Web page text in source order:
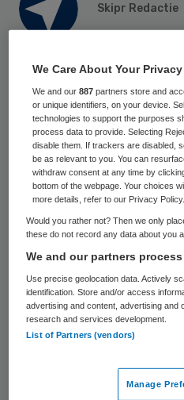
Skipr Redactie
425 keer gelezen
Er moet een
naar misstanden bij
donorconceptie. Een
Tweede Kamer
van GroenLinks-
rondgang door
staat er welwillend
Naar aanleiding van
Nieuwsuur vorige
geen openheid van
We Care About Your Privacy
We and our887 partners store and
or unique identifiers, on your device.
technologies to support the purposes
process data to provide. Selecting
disable them. If trackers are disabled,
be as relevant to you. You can
withdraw consent at any time by
bottom of the webpage. Your choices
more details, refer to our Privacy Policy.
Would you rather not? Then we only
these do not record any data about you
We and our partners
Use precise geolocation data. Actively
identification. Store and/or access
advertising and content, advertising and
research and services development.
List of Partners (vendors)
Manage